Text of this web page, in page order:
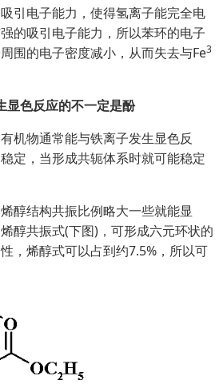
引电子能力，使得氢离子能完全电
的吸引电子能力，所以苯环的电子
围的电子密度减小，从而失去与Fe3
显色反应的不一定是酚
机物通常能与铁离子发生显色反
定，当形成共轭体系时就可能稳定
醇结构共振比例略大一些就能显
醇共振式(下图)，可形成六元环状的
，烯醇式可以占到约7.5%，所以可